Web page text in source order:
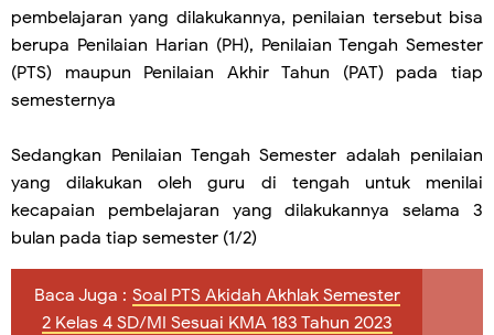
pembelajaran yang dilakukannya, penilaian tersebut bisa
berupa Penilaian Harian (PH), Penilaian Tengah Semester
(PTS) maupun Penilaian Akhir Tahun (PAT) pada tiap
semesternya
Sedangkan Penilaian Tengah Semester adalah penilaian
yang dilakukan oleh guru di tengah untuk menilai
kecapaian pembelajaran yang dilakukannya selama 3
bulan pada tiap semester (1/2)
Baca Juga : Soal PTS Akidah Akhlak Semester
2 Kelas 4 SD/MI Sesuai KMA 183 Tahun 2023